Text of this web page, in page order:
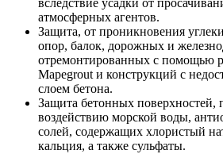
вследствие усадки от
атмосферных агентов.
Защита, от проникновения
опор, балок, дорожных и
отремонтированных с помощью
Mapegrout и конструкций с
слоем бетона.
Защита бетонных поверхностей,
воздействию морской воды,
солей, содержащих хлористый
кальция, а также сульфаты.